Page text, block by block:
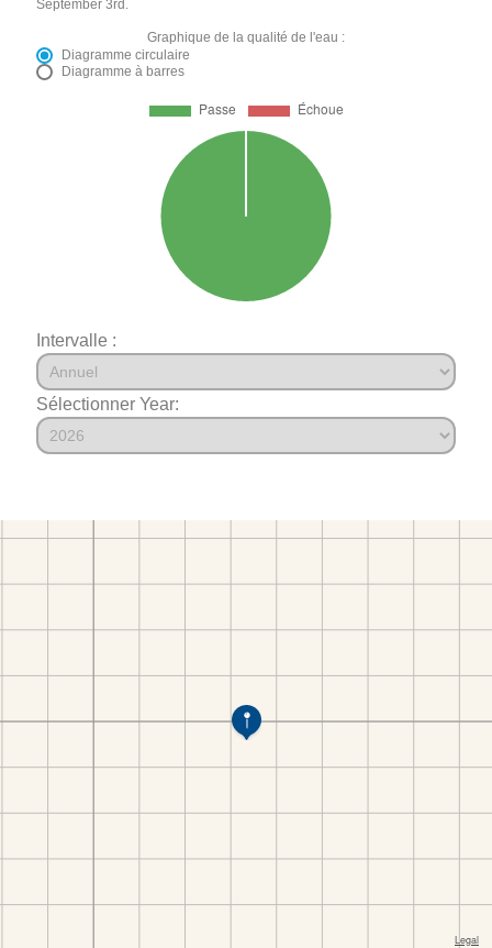
September 3rd.
Graphique de la qualité de l'eau :
Diagramme circulaire
Diagramme à barres
Intervalle :
Sélectionner Year: